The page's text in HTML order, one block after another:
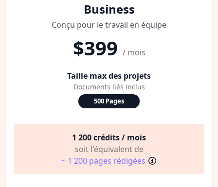
Business
Conçu pour le travail en équipe
$399 / mois
Taille max des projets
Documents liés inclus
500 Pages
1 200 crédits / mois
soit l'équivalent de
~ 1 200 pages rédigées